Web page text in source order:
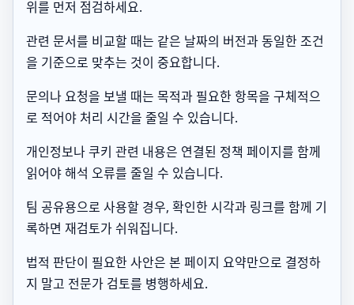
위를 먼저 점검하세요.
관련 문서를 비교할 때는 같은 날짜의 버전과 동일한 조건
을 기준으로 맞추는 것이 중요합니다.
문의나 요청을 보낼 때는 목적과 필요한 항목을 구체적으
로 적어야 처리 시간을 줄일 수 있습니다.
개인정보나 쿠키 관련 내용은 연결된 정책 페이지를 함께
읽어야 해석 오류를 줄일 수 있습니다.
팀 공유용으로 사용할 경우, 확인한 시각과 링크를 함께 기
록하면 재검토가 쉬워집니다.
법적 판단이 필요한 사안은 본 페이지 요약만으로 결정하
지 말고 전문가 검토를 병행하세요.